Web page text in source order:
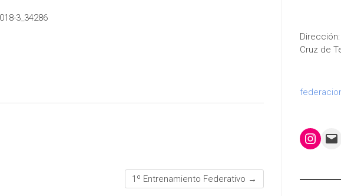
3_34286
1º Entrenamiento Federativo →
Dirección:
Cruz de